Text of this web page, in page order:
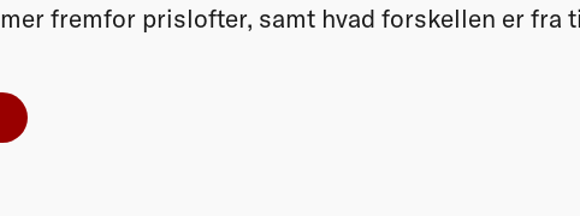
fremfor prislofter, samt hvad forskellen er fra